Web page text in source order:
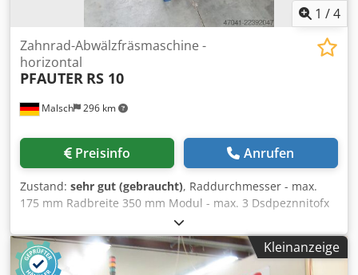
1 /4
Malsch 296 km
Zahnrad-Abwälzfräsmaschine -
horizontal
PFAUTER RS 10
Preisinfo Anrufen
Zustand: sehr gut (gebraucht), Raddurchmesser - max.
175 mm Radbreite 350 mm Modul - max. 3 Dsdpeznnitofx
Adlskr Modul - min. 0,5 Maschinengewicht ca. 0,9 t
Raumbedarf ca. 1,2 x 0,8 x 1,4 m
Kleinanzeige